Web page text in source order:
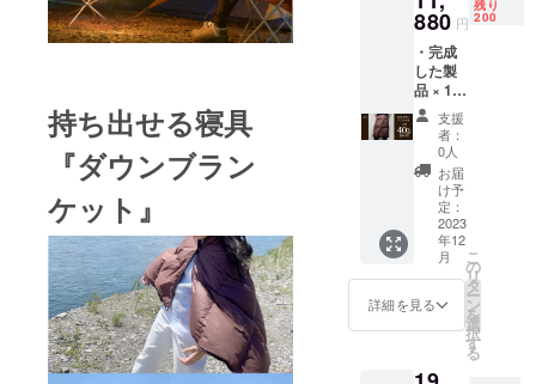
持ち出せる寝具
『ダウンブラン
ケット』
ん。 ※
スタッ
フバッ
クは付
いてい
ませ
ん。 ※
皆様の
ご支援
により
量産効
率が向
上した
場合、
正規販
売価格
ワイト
ダウン
90％
フェ
ザー
10％・
150ｇ
サイ
ズ：
150cm
×75cm
ラー：
ブラウ
ン ※
クッ
てませ
880 円
残り
200
・完成
した製
品 × 1枚
［一般
販売予
定価格
19,800
円の
40%OF
UDL.ダ
ウンブ
ラン
ケット
×1枚 充
填物：
UD.LEG
ENDホ
支援
者：
0人
お届
け予
定：
2023
年12
月
詳細を見る
こ
の
リ
タ
ー
ン
を
選
択
す
る